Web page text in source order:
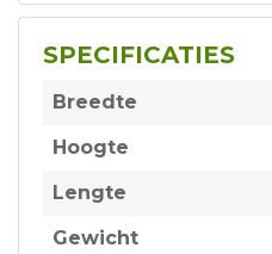
SPECIFICATIES
Breedte
Hoogte
Lengte
Gewicht